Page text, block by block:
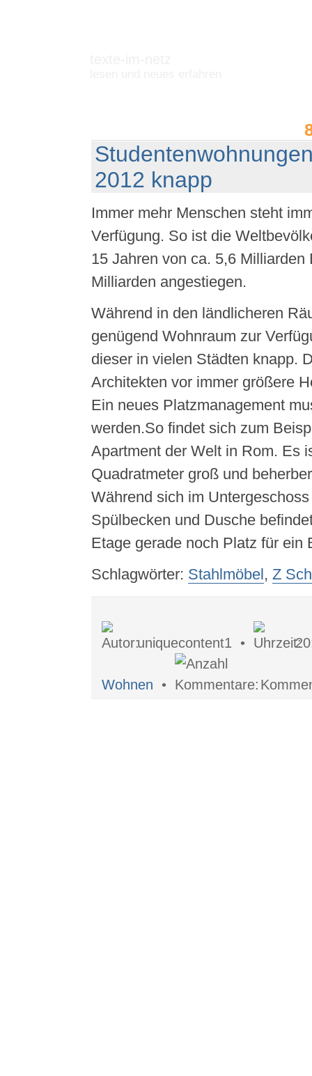
2012 knapp
Immer mehr Menschen steht
Verfügung. So ist die
15 Jahren von ca. 5,6 Milliarden
Milliarden angestiegen.
Während in den ländlicheren
genügend Wohnraum zur
dieser in vielen Städten knapp.
Architekten vor immer größere
Ein neues Platzmanagement
werden.So findet sich zum
Apartment der Welt in Rom. Es
Quadratmeter groß und
Während sich im
Spülbecken und Dusche
Etage gerade noch Platz für ein
Schlagwörter: Stahlmöbel, Z
uniquecontent1 •
Wohnen •